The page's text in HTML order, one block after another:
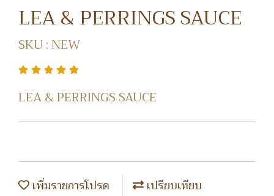
LEA & PERRINGS SAUCE
SKU : NEW
LEA & PERRINGS SAUCE
เพิ่มรายการโปรด เปรียบเทียบ